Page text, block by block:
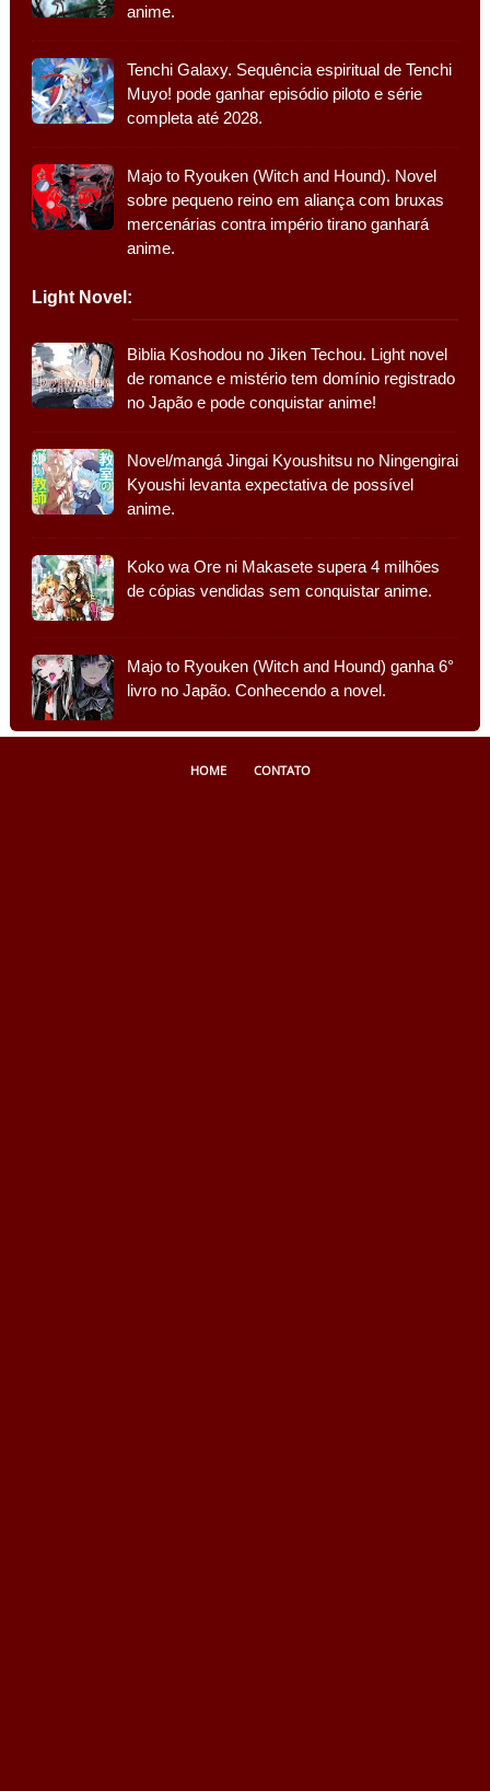
anime.
Tenchi Galaxy. Sequência espiritual de Tenchi
Muyo! pode ganhar episódio piloto e série
completa até 2028.
Majo to Ryouken (Witch and Hound). Novel
sobre pequeno reino em aliança com bruxas
mercenárias contra império tirano ganhará
anime.
Light Novel:
Biblia Koshodou no Jiken Techou. Light novel
de romance e mistério tem domínio registrado
no Japão e pode conquistar anime!
Novel/mangá Jingai Kyoushitsu no Ningengirai
Kyoushi levanta expectativa de possível
anime.
Koko wa Ore ni Makasete supera 4 milhões
de cópias vendidas sem conquistar anime.
Majo to Ryouken (Witch and Hound) ganha 6°
livro no Japão. Conhecendo a novel.
HOME CONTATO